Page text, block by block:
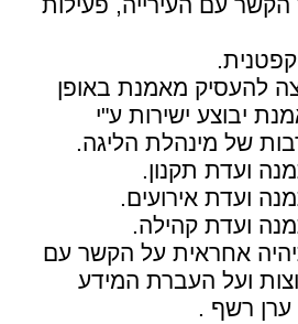
הקשר עם העירייה, פעילות
להעסיק מאמנת באופן
יבוצע ישירות ע"י
של מינהלת הליגה.
ועדת תקנון.
ועדת אירועים.
ועדת קהילה.
אחראית על הקשר עם
ועל העברת המידע
ערן רשף .